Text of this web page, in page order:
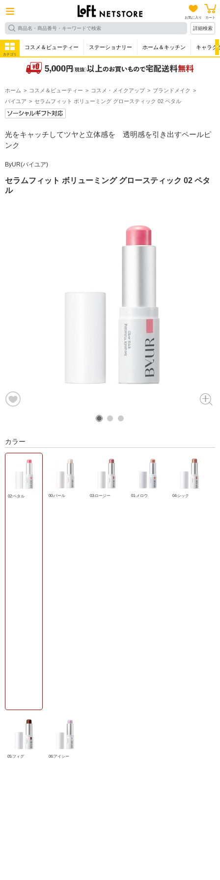
お気に入り カート
詳細検索
カテゴリ
コスメ＆ビューティー ステーショナリー ホーム＆キッチン キャラク
ホーム コスメ＆ビューティー コスメ・メイクアップ
ブランドメイク
バイユア
セラムフィット ボリューミング グロースティック 02 ペタル
光をキャッチしてツヤと立体感を 透明感を引き出すペールピ
ンク
ByUR(バイユア)
セラムフィット ボリューミング グロースティック 02 ペタ
ル
カラー
02:ペタル 00:パール 03:ロージー 01:メロウ 04:シック
05:フィグ 06:アイシー